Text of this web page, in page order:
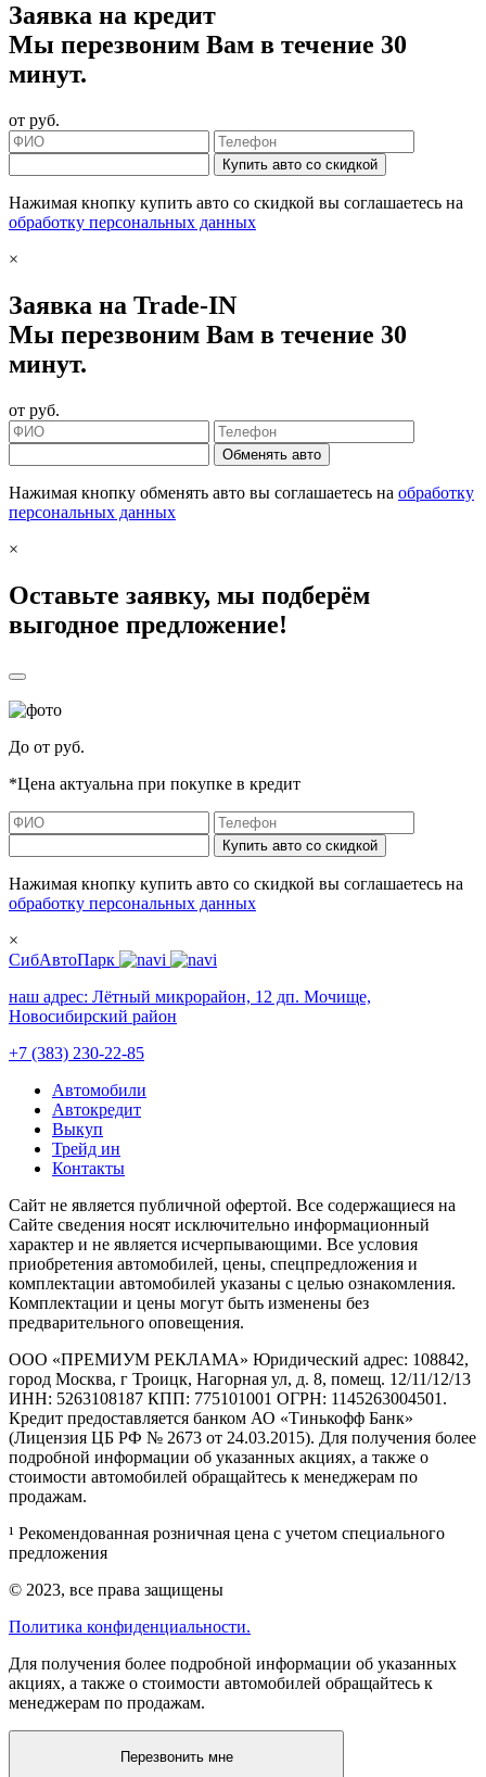
Заявка на кредит
Мы перезвоним Вам в течение 30
минут.
от руб.
Купить авто со скидкой
Нажимая кнопку купить авто со скидкой вы соглашаетесь на
обработку персональных данных
×
Заявка на Trade-IN
Мы перезвоним Вам в течение 30
минут.
от руб.
Обменять авто
Нажимая кнопку обменять авто вы соглашаетесь на обработку
персональных данных
×
Оставьте заявку, мы подберём
выгодное предложение!
До от руб.
*Цена актуальна при покупке в кредит
Купить авто со скидкой
Нажимая кнопку купить авто со скидкой вы соглашаетесь на
обработку персональных данных
×
СибАвтоПарк
наш адрес: Лётный микрорайон, 12 дп. Мочище,
Новосибирский район
+7 (383) 230-22-85
Автомобили
Автокредит
Выкуп
Трейд ин
Контакты
Cайт не является публичной офертой. Все содержащиеся на
Сайте сведения носят исключительно информационный
характер и не является исчерпывающими. Все условия
приобретения автомобилей, цены, спецпредложения и
комплектации автомобилей указаны с целью ознакомления.
Комплектации и цены могут быть изменены без
предварительного оповещения.
ООО «ПРЕМИУМ РЕКЛАМА» Юридический адрес: 108842,
город Москва, г Троицк, Нагорная ул, д. 8, помещ. 12/11/12/13
ИНН: 5263108187 КПП: 775101001 ОГРН: 1145263004501.
Кредит предоставляется банком АО «Тинькофф Банк»
(Лицензия ЦБ РФ № 2673 от 24.03.2015). Для получения более
подробной информации об указанных акциях, а также о
стоимости автомобилей обращайтесь к менеджерам по
продажам.
¹ Рекомендованная розничная цена с учетом специального
предложения
© 2023, все права защищены
Политика конфиденциальности.
Для получения более подробной информации об указанных
акциях, а также о стоимости автомобилей обращайтесь к
менеджерам по продажам.
Перезвонить мне